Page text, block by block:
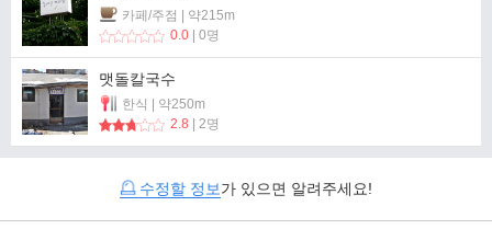
카페/주점 | 약215m
0.0 | 0명
맷돌칼국수
한식 | 약250m
2.8 | 2명
수정할 정보가 있으면 알려주세요!